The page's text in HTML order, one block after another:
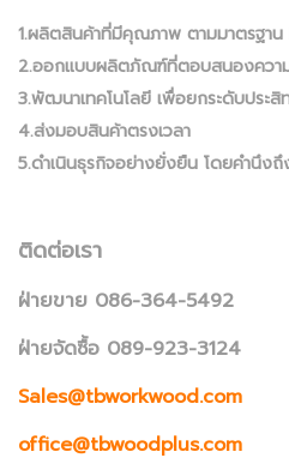
1.ผลิตสินค้าที่มีคุณภาพ ตามมาตรฐ
2.ออกแบบผลิตภัณฑ์ที่ตอบสนองควา
3.พัฒนาเทคโนโลยี เพื่อยกระดับประ
4.ส่งมอบสินค้าตรงเวลา
5.ดำเนินธุรกิจอย่างยั่งยืน โดยคำนึง
ติดต่อเรา
ฝ่ายขาย 086-364-5492
ฝ่ายจัดซื้อ 089-923-3124
Sales@tbworkwood.com
office@tbwoodplus.com